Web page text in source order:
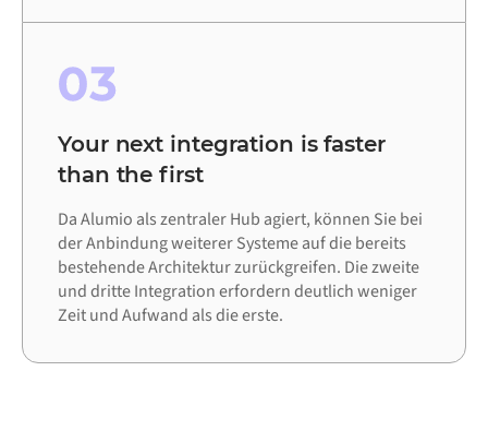
03
Your next integration is faster
than the first
Da Alumio als zentraler Hub agiert, können Sie bei
der Anbindung weiterer Systeme auf die bereits
bestehende Architektur zurückgreifen. Die zweite
und dritte Integration erfordern deutlich weniger
Zeit und Aufwand als die erste.